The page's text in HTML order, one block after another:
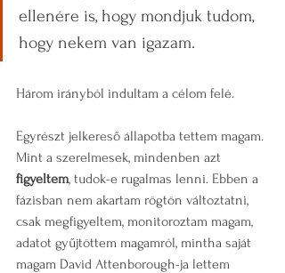
ellenére is, hogy mondjuk tudom,
hogy nekem van igazam.
Három irányból indultam a célom felé.
Egyrészt jelkereső állapotba tettem magam.
Mint a szerelmesek, mindenben azt
figyeltem, tudok-e rugalmas lenni. Ebben a
fázisban nem akartam rögtön változtatni,
csak megfigyeltem, monitoroztam magam,
adatot gyűjtöttem magamról, mintha saját
magam David Attenborough-ja lettem